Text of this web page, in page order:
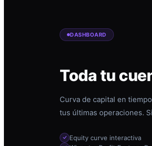
DASHBOARD
Toda tu
Curva de capital en
tus últimas operaciones.
Equity curve interactiva